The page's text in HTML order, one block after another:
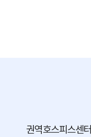
권역호스피스센터